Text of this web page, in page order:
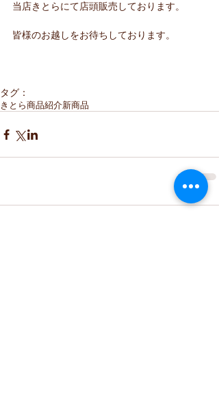
当店きとらにて店頭販売しております。
皆様のお越しをお待ちしております。
タグ：
きとら商品紹介新商品